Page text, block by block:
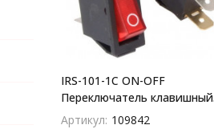
IRS-101-1C ON-OFF
Переключатель клавишный
(рокерный) серии IRS
Артикул: 109842